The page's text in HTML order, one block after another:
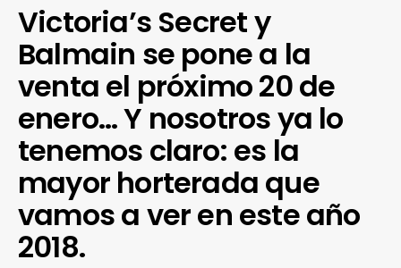
Victoria’s Secret y
Balmain se pone a la
venta el próximo 20 de
enero… Y nosotros ya lo
tenemos claro: es la
mayor horterada que
vamos a ver en este año
2018.